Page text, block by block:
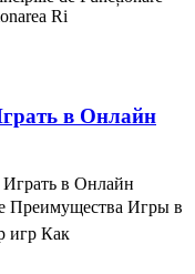
Ri
в Онлайн
в Онлайн
Преимущества Игры в
игр Как